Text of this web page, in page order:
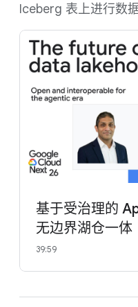
Iceberg 表上进行数
基于受治理的
无边界湖仓一体
39:59